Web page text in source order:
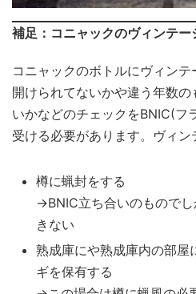
補足：コニャックのヴィンテー
コニャックのボトルにヴィン
開けられてないかや違う年数
いかなどのチェックをBNIC(フ
受ける必要があります。ヴィ
樽に蝋封をする
→BNIC立ち合いのもので
きない
熟成庫にや熟成庫内の部屋
ギを保有する